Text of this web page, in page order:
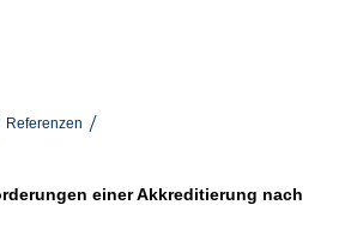
Referenzen
einer Akkreditierung nach